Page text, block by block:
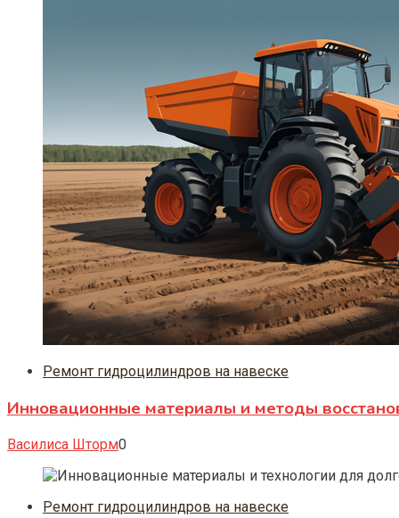
Ремонт гидроцилиндров на навеске
Инновационные материалы и методы
Василиса Шторм0
Ремонт гидроцилиндров на навеске